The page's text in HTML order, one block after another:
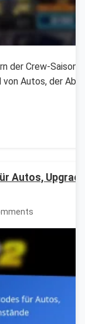
der Crew-Saisons
Autos, der
Autos,